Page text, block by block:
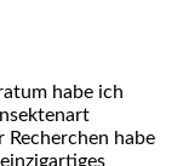
habe ich
habe